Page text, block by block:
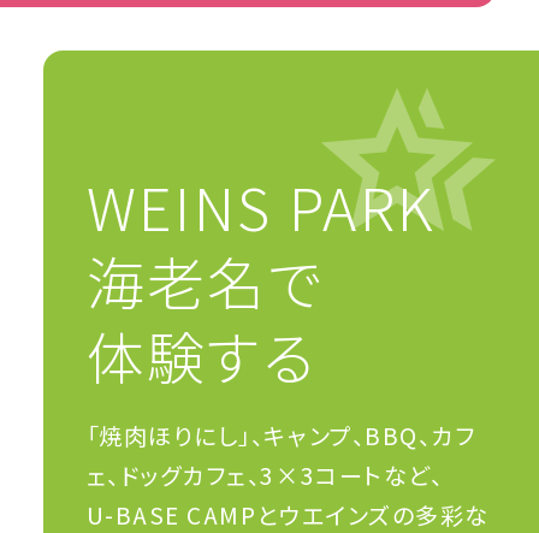
WEINS PARK
海老名で
体験する
「焼肉ほりにし」、キャンプ、BBQ、カフ
ェ、ドッグカフェ、3×3コートなど、
U-BASE CAMPとウエインズの多彩な